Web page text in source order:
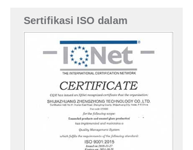
Sertifikasi ISO dalam
Bahasa Inggris